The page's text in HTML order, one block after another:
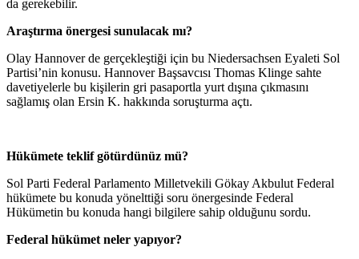
da gerekebilir.
Araştırma önergesi sunulacak mı?
Olay Hannover de gerçekleştiği için bu Niedersachsen Eyaleti Sol
Partisi’nin konusu. Hannover Başsavcısı Thomas Klinge sahte
davetiyelerle bu kişilerin gri pasaportla yurt dışına çıkmasını
sağlamış olan Ersin K. hakkında soruşturma açtı.
Hükümete teklif götürdünüz mü?
Sol Parti Federal Parlamento Milletvekili Gökay Akbulut Federal
hükümete bu konuda yönelttiği soru önergesinde Federal
Hükümetin bu konuda hangi bilgilere sahip olduğunu sordu.
Federal hükümet neler yapıyor?